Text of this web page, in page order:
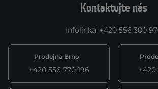
Kontaktujte nás
Infolinka: +420 556 300
Prodejna Brno
+420 556 770 196 +420